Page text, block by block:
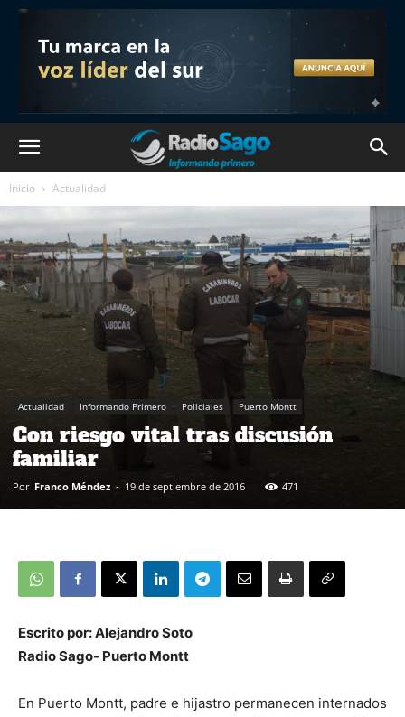
Inicio Actualidad
Actualidad Informando Primero Policiales Puerto Montt
Con riesgo vital tras discusión
familiar
Por Franco Méndez - 19 de septiembre de 2016 471
Escrito por: Alejandro Soto
Radio Sago- Puerto Montt
En Puerto Montt, padre e hijastro permanecen internados